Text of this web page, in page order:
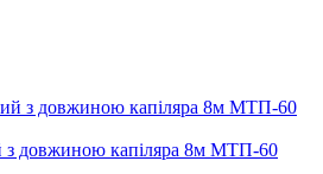
з довжиною капіляра 8м МТП-60